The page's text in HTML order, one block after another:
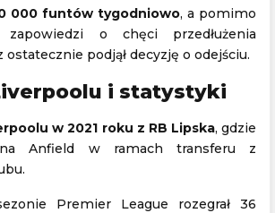
000 funtów tygodniowo, a pomimo
zapowiedzi o chęci przedłużenia
ostatecznie podjął decyzję o odejściu.
i statystyki
w 2021 roku z RB Lipska, gdzie
Anfield w ramach transferu z
Premier League rozegrał 36